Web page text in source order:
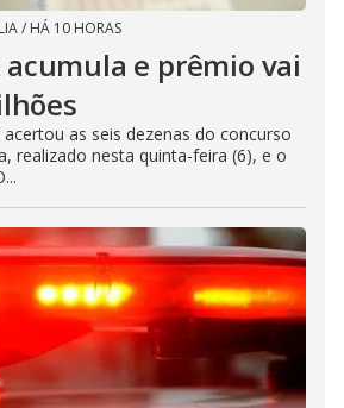
/ HÁ 10 HORAS
acumula e prêmio vai
as seis dezenas do concurso
realizado nesta quinta-feira (6), e o